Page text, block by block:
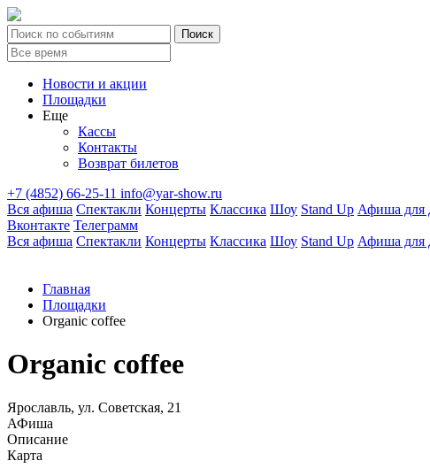
Новости и акции
Площадки
Еще
Кассы
Контакты
Возврат билетов
+7 (4852) 66-25-11 info@yar-show.ru
Вся афиша Спектакли Концерты Классика Шоу Stand Up Афиша для
Вконтакте Телеграмм
Вся афиша Спектакли Концерты Классика Шоу Stand Up Афиша для
Главная
Площадки
Organic coffee
Organic coffee
Ярославль, ул. Советская, 21
АФиша
Описание
Карта